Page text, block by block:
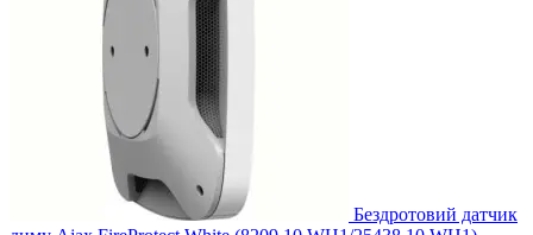
Бездротовий датчик